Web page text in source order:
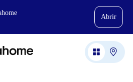
Abrir